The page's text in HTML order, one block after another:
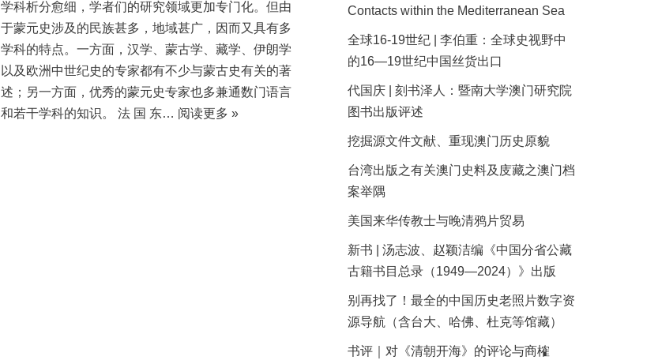
学科析分愈细，学者们的研究领域更加专门化。但由
于蒙元史涉及的民族甚多，地域甚广，因而又具有多
学科的特点。一方面，汉学、蒙古学、藏学、伊朗学
以及欧洲中世纪史的专家都有不少与蒙古史有关的著
述；另一方面，优秀的蒙元史专家也多兼通数门语言
和若干学科的知识。 法 国 东… 阅读更多 »
Contacts within the Mediterranean Sea
全球16-19世纪 | 李伯重：全球史视野中
的16—19世纪中国丝货出口
代国庆 | 刻书泽人：暨南大学澳门研究院
图书出版评述
挖掘源文件文献、重现澳门历史原貌
台湾出版之有关澳门史料及庋藏之澳门档
案举隅
美国来华传教士与晚清鸦片贸易
新书 | 汤志波、赵颖洁编《中国分省公藏
古籍书目总录（1949—2024）》出版
别再找了！最全的中国历史老照片数字资
源导航（含台大、哈佛、杜克等馆藏）
书评｜对《清朝开海》的评论与商榷